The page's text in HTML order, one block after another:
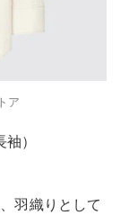
ア
）
羽織りとして